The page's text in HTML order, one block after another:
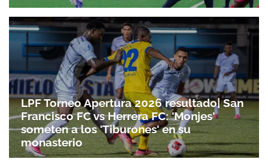
LPF Torneo Apertura 2026 resultado| San
Francisco FC vs Herrera FC: 'Monjes'
someten a los 'Tiburones' en su
monasterio